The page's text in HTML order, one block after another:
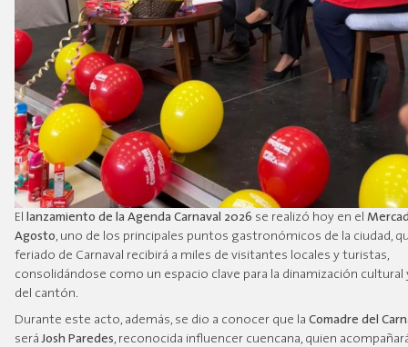
El lanzamiento de la Agenda Carnaval 2026 se realizó hoy en el
Agosto, uno de los principales puntos gastronómicos de la ciudad,
feriado de Carnaval recibirá a miles de visitantes locales y turistas,
consolidándose como un espacio clave para la dinamización
del cantón.
Durante este acto, además, se dio a conocer que la Comadre del
seráJosh Paredes, reconocida influencer cuencana, quien